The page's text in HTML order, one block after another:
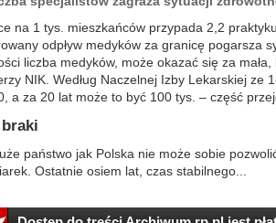
na 1 tys. mieszkańców przypada 2,2
odpływ medyków za granicę pogarsza
liczba medyków, może okazać się za
NIK. Według Naczelnej Izby Lekarskiej ze
a za 20 lat może to być 100 tys. – część
państwo jak Polska nie może sobie
Ostatnie osiem lat, czas stabilnego...